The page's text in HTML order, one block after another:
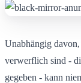
Unabhängig
verwerflich sind -
gegeben - kann